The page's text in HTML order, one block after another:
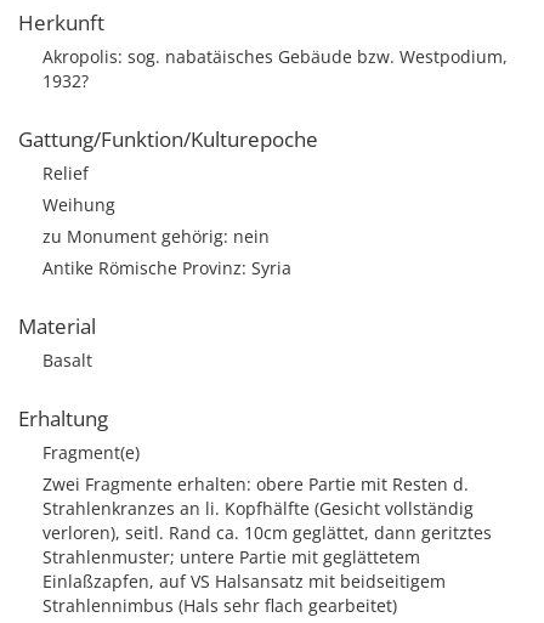
Herkunft
Akropolis: sog. nabatäisches Gebäude bzw. Westpodium,
1932?
Gattung/Funktion/Kulturepoche
Relief
Weihung
zu Monument gehörig: nein
Antike Römische Provinz: Syria
Material
Basalt
Erhaltung
Fragment(e)
Zwei Fragmente erhalten: obere Partie mit Resten d.
Strahlenkranzes an li. Kopfhälfte (Gesicht vollständig
verloren), seitl. Rand ca. 10cm geglättet, dann geritztes
Strahlenmuster; untere Partie mit geglättetem
Einlaßzapfen, auf VS Halsansatz mit beidseitigem
Strahlennimbus (Hals sehr flach gearbeitet)